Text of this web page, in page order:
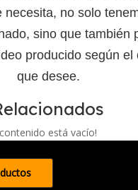
necesita, no solo
sino que también
producido según el
que desee.
contenido está vacío!